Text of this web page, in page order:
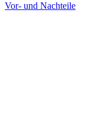
Vor- und Nachteile